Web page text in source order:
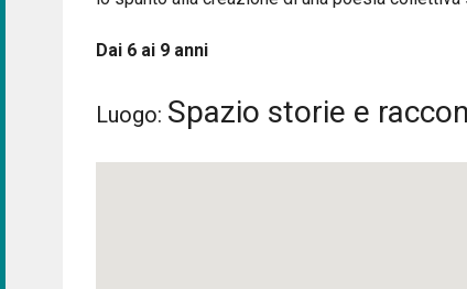
Dai 6 ai 9 anni
Luogo: Spazio storie e